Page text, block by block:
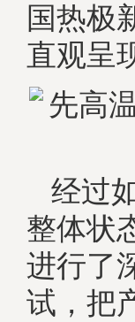
国热极
直观呈
经过
整体状
进行了
试，把